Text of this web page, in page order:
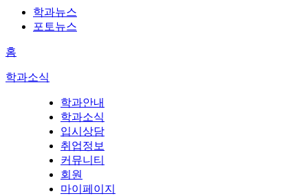
학과뉴스
포토뉴스
홈
학과소식
학과안내
학과소식
입시상담
취업정보
커뮤니티
회원
마이페이지